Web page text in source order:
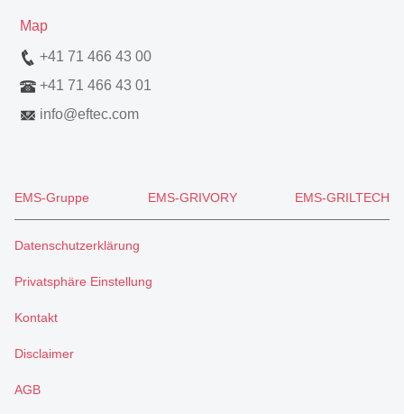
Map
+41 71 466 43 00
+41 71 466 43 01
info@eftec.com
EMS-Gruppe EMS-GRIVORY EMS-GRILTECH
Datenschutzerklärung
Privatsphäre Einstellung
Kontakt
Disclaimer
AGB